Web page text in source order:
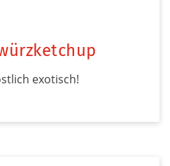
exotisch!